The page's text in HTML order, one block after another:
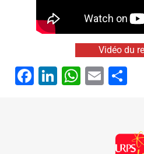
Vidéo du
Facebook
LinkedIn
Email